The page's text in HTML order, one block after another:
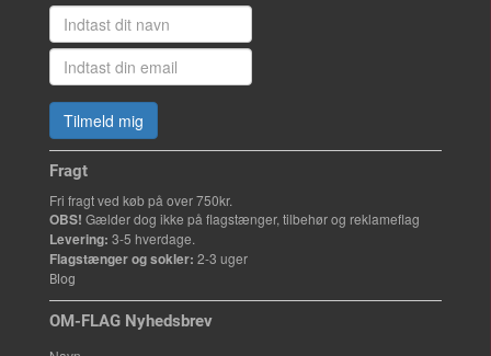
Tilmeld mig
Fragt
Fri fragt ved køb på over 750kr.
OBS! Gælder dog ikke på flagstænger, tilbehør og reklameflag
Levering: 3-5 hverdage.
Flagstænger og sokler: 2-3 uger
Blog
OM-FLAG Nyhedsbrev